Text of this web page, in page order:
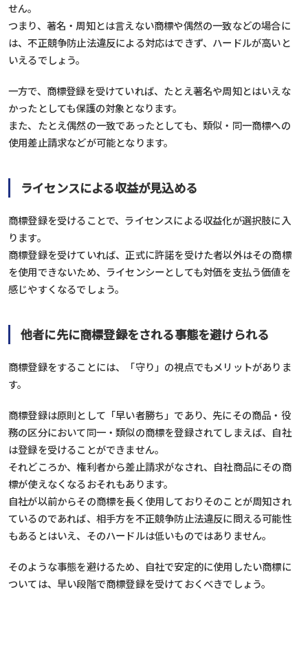
せん。
つまり、著名・周知とは言えない商標や偶然の一致などの場合に
は、不正競争防止法違反による対応はできず、ハードルが高いと
いえるでしょう。
一方で、商標登録を受けていれば、たとえ著名や周知とはいえな
かったとしても保護の対象となります。
また、たとえ偶然の一致であったとしても、類似・同一商標への
使用差止請求などが可能となります。
ライセンスによる収益が見込める
商標登録を受けることで、ライセンスによる収益化が選択肢に入
ります。
商標登録を受けていれば、正式に許諾を受けた者以外はその商標
を使用できないため、ライセンシーとしても対価を支払う価値を
感じやすくなるでしょう。
他者に先に商標登録をされる事態を避けられる
商標登録をすることには、「守り」の視点でもメリットがありま
す。
商標登録は原則として「早い者勝ち」であり、先にその商品・役
務の区分において同一・類似の商標を登録されてしまえば、自社
は登録を受けることができません。
それどころか、権利者から差止請求がなされ、自社商品にその商
標が使えなくなるおそれもあります。
自社が以前からその商標を長く使用しておりそのことが周知され
ているのであれば、相手方を不正競争防止法違反に問える可能性
もあるとはいえ、そのハードルは低いものではありません。
そのような事態を避けるため、自社で安定的に使用したい商標に
ついては、早い段階で商標登録を受けておくべきでしょう。